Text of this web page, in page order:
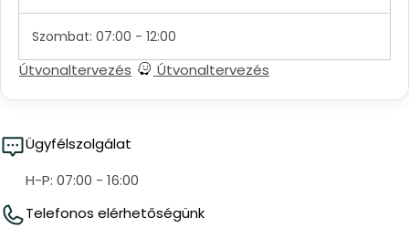
Szombat: 07:00 - 12:00
Útvonaltervezés Útvonaltervezés
Ügyfélszolgálat
H-P: 07:00 - 16:00
Telefonos elérhetőségünk